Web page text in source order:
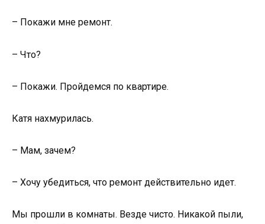
– Покажи мне ремонт.
– Что?
– Покажи. Пройдемся по квартире.
Катя нахмурилась.
– Мам, зачем?
– Хочу убедиться, что ремонт действительно идет.
Мы прошли в комнаты. Везде чисто. Никакой пыли,